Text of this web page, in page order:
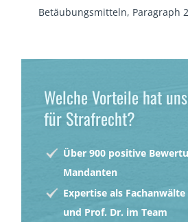
Betäubungsmitteln, Paragraph
Welche Vorteile hat
für Strafrecht?
Über 900 positive
Mandanten
Expertise als
und Prof. Dr. im Team